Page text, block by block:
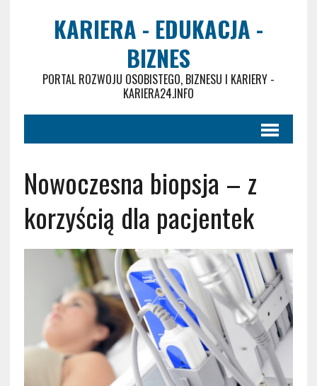
KARIERA - EDUKACJA -
BIZNES
PORTAL ROZWOJU OSOBISTEGO, BIZNESU I KARIERY -
KARIERA24.INFO
Nowoczesna biopsja – z
korzyścią dla pacjentek